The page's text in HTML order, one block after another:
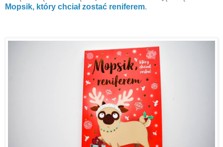
Mopsik, który chciał zostać reniferem.